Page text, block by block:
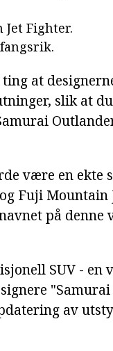
Fighter.
at
slik at
være en ekte
Fuji Mountain
på denne
SUV - en
av